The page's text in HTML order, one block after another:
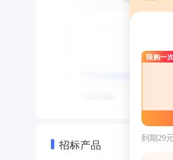
招标产品
限购一
到期29